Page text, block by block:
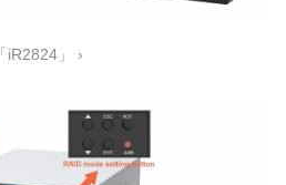
「iR2824」 ›